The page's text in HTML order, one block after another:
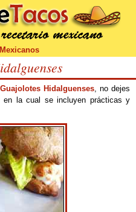
Guajolotes Hidalguenses, no dejes
en la cual se incluyen prácticas y